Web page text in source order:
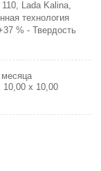
Lada Kalina,
технология
% - Твердость
10,00 х 10,00